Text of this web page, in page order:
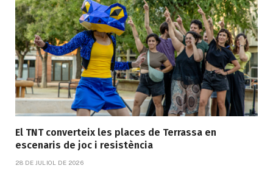
El TNT converteix les places de Terrassa en
escenaris de joc i resistència
28 DE JULIOL DE 2026